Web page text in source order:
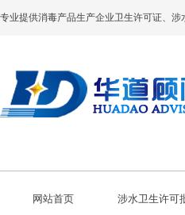
专业提供消毒产品生产企业卫生许可证、
网站首页 涉水卫生许可